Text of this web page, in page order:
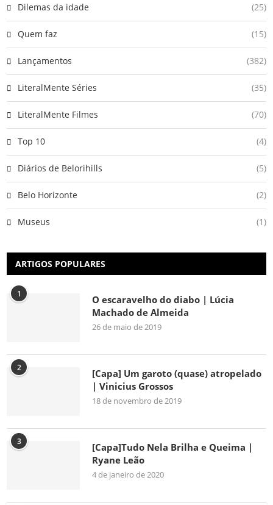
Dilemas da idade (25)
Quem faz (15)
Lançamentos (382)
LiteralMente Séries (35)
LiteralMente Filmes (70)
Top 10 (4)
Diários de Belorihills (5)
Belo Horizonte (2)
Museus (1)
ARTIGOS POPULARES
1
O escaravelho do diabo | Lúcia
Machado de Almeida
26 de maio de 2019
2
[Capa] Um garoto (quase) atropelado
| Vinicius Grossos
18 de novembro de 2019
3
[Capa]Tudo Nela Brilha e Queima |
Ryane Leão
4 de janeiro de 2020